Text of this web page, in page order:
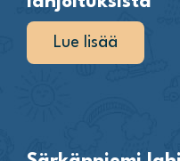
Lue lisää